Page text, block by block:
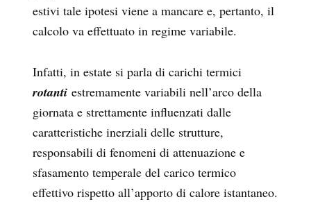
estivi tale ipotesi viene a mancare e, pertanto, il
calcolo va effettuato in regime variabile.
Infatti, in estate si parla di carichi termici
rotanti estremamente variabili nell’arco della
giornata e strettamente influenzati dalle
caratteristiche inerziali delle strutture,
responsabili di fenomeni di attenuazione e
sfasamento temperale del carico termico
effettivo rispetto all’apporto di calore istantaneo.